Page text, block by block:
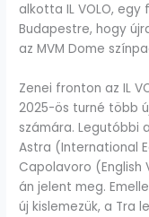
alkotta IL VOLO,
Budapestre, hogy
az MVM Dome
Zenei fronton az IL
2025-ös turné több
számára. Legutóbbi
Astra (International
Capolavoro
án jelent meg.
új kislemezük, a Tra